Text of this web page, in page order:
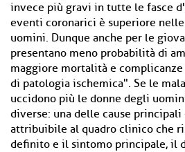
invece più gravi in tutte le fasce
eventi coronarici è superiore
uomini. Dunque anche per le
presentano meno probabilità di
maggiore mortalità e
di patologia ischemica". Se le
uccidono più le donne degli
diverse: una delle cause
attribuibile al quadro clinico che
definito e il sintomo principale, il